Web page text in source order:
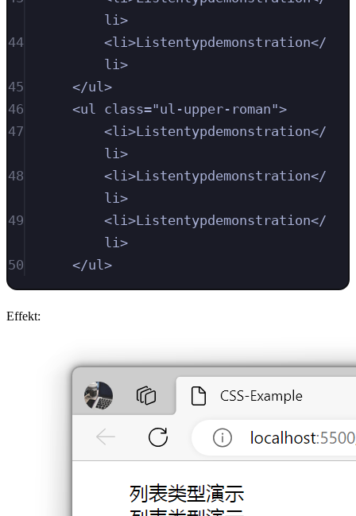
li>
44
<li>Listentypdemonstration</
li>
45
</ul>
46
<ul class="ul-upper-roman">
47
<li>Listentypdemonstration</
li>
48
<li>Listentypdemonstration</
li>
49
<li>Listentypdemonstration</
li>
50
</ul>
Effekt: